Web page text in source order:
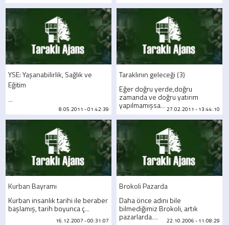
YSE: Yaşanabilirlik, Sağlık ve
Eğitim
...
8.05.2011 - 01:42:39
Taraklının geleceği (3)
Eğer doğru yerde,doğru
zamanda ve doğru yatırım
yapılmamışsa... 27.02.2011 - 13:44:10
Kurban Bayramı
Kurban insanlık tarihi ile beraber
başlamış, tarih boyunca ç...
16.12.2007 - 00:31:07
Brokoli Pazarda
Daha önce adını bile
bilmediğimiz Brokoli, artık
pazarlarda.... 22.10.2006 - 11:08:29